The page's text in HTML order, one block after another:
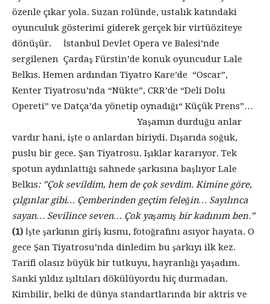
özenle çıkar yola. Suzan rolünde, ustalık katındaki
oyunculuk gösterimi giderek gerçek bir virtüöziteye
dönüşür. İstanbul Devlet Opera ve Balesi’nde
sergilenen Çardaş Fürstin’de konuk oyuncudur Lale
Belkıs. Hemen ardından Tiyatro Kare’de “Oscar”,
Kenter Tiyatrosu’nda “Nükte”, CRR’de “Deli Dolu
Opereti” ve Datça’da yönetip oynadığı“ Küçük Prens”…
Yaşamın durduğu anlar
vardır hani, işte o anlardan biriydi. Dışarıda soğuk,
puslu bir gece. Şan Tiyatrosu. Işıklar kararıyor. Tek
spotun aydınlattığı sahnede şarkısına başlıyor Lale
Belkıs: ”Çok sevildim, hem de çok sevdim. Kimine göre,
çılgınlar gibi… Çemberinden geçtim feleğin… Sayılınca
sayan… Sevilince seven… Çok yaşamış bir kadınım ben.”
(1) İşte şarkının giriş kısmı, fotoğrafını asıyor hayata. O
gece Şan Tiyatrosu’nda dinledim bu şarkıyı ilk kez.
Tarifi olasız büyük bir tutkuyu, hayranlığı yaşadım.
Sanki yıldız ışıltıları dökülüyordu hiç durmadan.
Kimbilir, belki de dünya standartlarında bir aktris ve